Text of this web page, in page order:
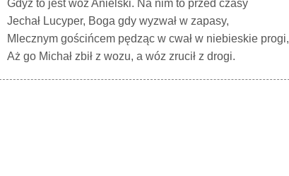
Gdyż to jest wóz Anielski. Na nim to przed czasy
Jechał Lucyper, Boga gdy wyzwał w zapasy,
Mlecznym gościńcem pędząc w cwał w niebieskie progi,
Aż go Michał zbił z wozu, a wóz zrucił z drogi.